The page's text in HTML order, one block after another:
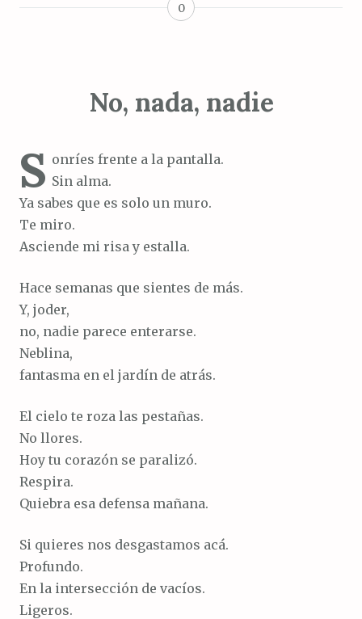
0
No, nada, nadie
S onríes frente a la pantalla.
Sin alma.
Ya sabes que es solo un muro.
Te miro.
Asciende mi risa y estalla.
Hace semanas que sientes de más.
Y, joder,
no, nadie parece enterarse.
Neblina,
fantasma en el jardín de atrás.
El cielo te roza las pestañas.
No llores.
Hoy tu corazón se paralizó.
Respira.
Quiebra esa defensa mañana.
Si quieres nos desgastamos acá.
Profundo.
En la intersección de vacíos.
Ligeros.